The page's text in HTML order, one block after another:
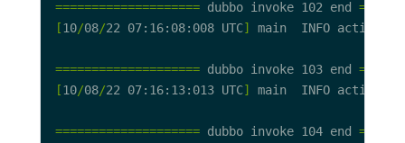
==================== dubbo invoke 102 end
[10/08/22 07:16:08:008 UTC] main  INFO
==================== dubbo invoke 103 end
[10/08/22 07:16:13:013 UTC] main  INFO
==================== dubbo invoke 104 end